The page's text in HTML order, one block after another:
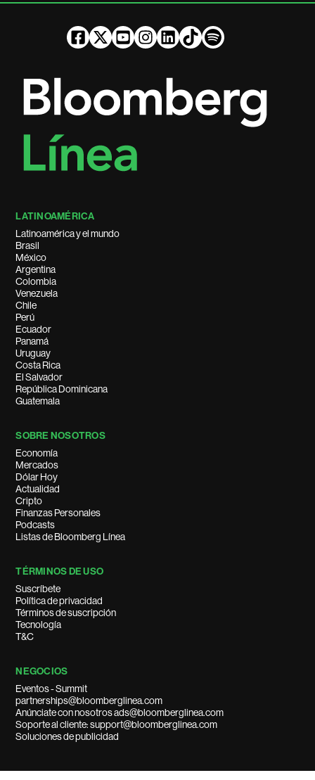
LATINOAMÉRICA
Latinoamérica y el mundo
Brasil
México
Argentina
Colombia
Venezuela
Chile
Perú
Ecuador
Panamá
Uruguay
Costa Rica
El Salvador
República Dominicana
Guatemala
SOBRE NOSOTROS
Economía
Mercados
Dólar Hoy
Actualidad
Cripto
Finanzas Personales
Podcasts
Listas de Bloomberg Línea
TÉRMINOS DE USO
Suscríbete
Política de privacidad
Términos de suscripción
Tecnología
T&C
NEGOCIOS
Eventos - Summit
partnerships@bloomberglinea.com
Anúnciate con nosotros ads@bloomberglinea.com
Soporte al cliente: support@bloomberglinea.com
Soluciones de publicidad